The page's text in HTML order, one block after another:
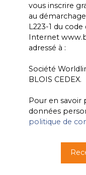
vous inscrire
au
L223-1 du
Internet
adressé à :
Société
BLOIS CEDEX.
Pour en savoir
données
politique de